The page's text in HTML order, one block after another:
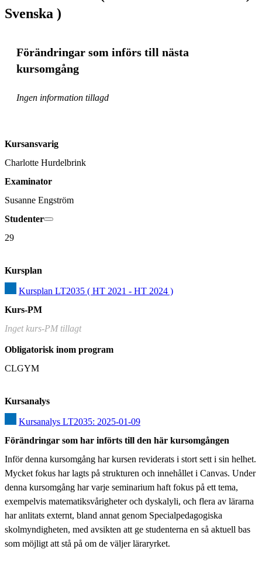
Svenska )
Förändringar som införs till nästa
kursomgång
Ingen information tillagd
Kursansvarig
Charlotte Hurdelbrink
Examinator
Susanne Engström
Studenter
29
Kursplan
Kursplan LT2035 ( HT 2021 - HT 2024 )
Kurs-PM
Inget kurs-PM tillagt
Obligatorisk inom program
CLGYM
Kursanalys
Kursanalys LT2035: 2025-01-09
Förändringar som har införts till den här kursomgången
Inför denna kursomgång har kursen reviderats i stort sett i sin helhet.
Mycket fokus har lagts på strukturen och innehållet i Canvas. Under
denna kursomgång har varje seminarium haft fokus på ett tema,
exempelvis matematiksvårigheter och dyskalyli, och flera av lärarna
har anlitats externt, bland annat genom Specialpedagogiska
skolmyndigheten, med avsikten att ge studenterna en så aktuell bas
som möjligt att stå på om de väljer läraryrket.